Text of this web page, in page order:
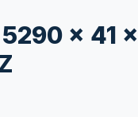
x 41 x